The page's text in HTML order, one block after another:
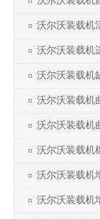
沃尔沃装载机
沃尔沃装载机
沃尔沃装载机
沃尔沃装载机
沃尔沃装载机
沃尔沃装载机
沃尔沃装载机
沃尔沃装载机